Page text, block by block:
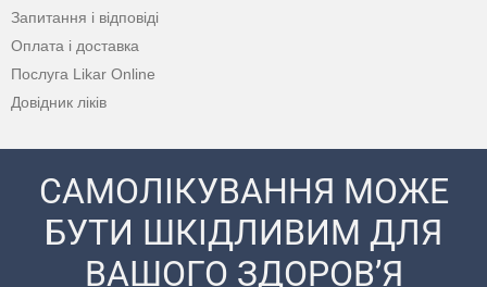
Запитання і відповіді
Оплата і доставка
Послуга Likar Online
Довідник ліків
САМОЛІКУВАННЯ МОЖЕ
БУТИ ШКІДЛИВИМ ДЛЯ
ВАШОГО ЗДОРОВ’Я